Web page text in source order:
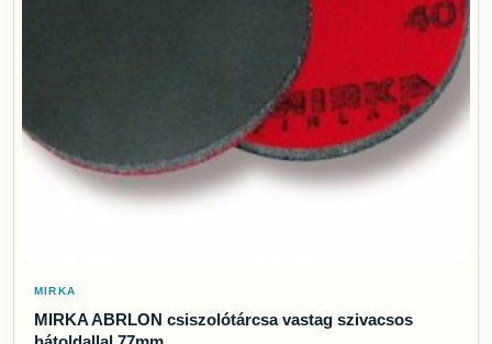
MIRKA
MIRKA ABRLON csiszolótárcsa vastag szivacsos